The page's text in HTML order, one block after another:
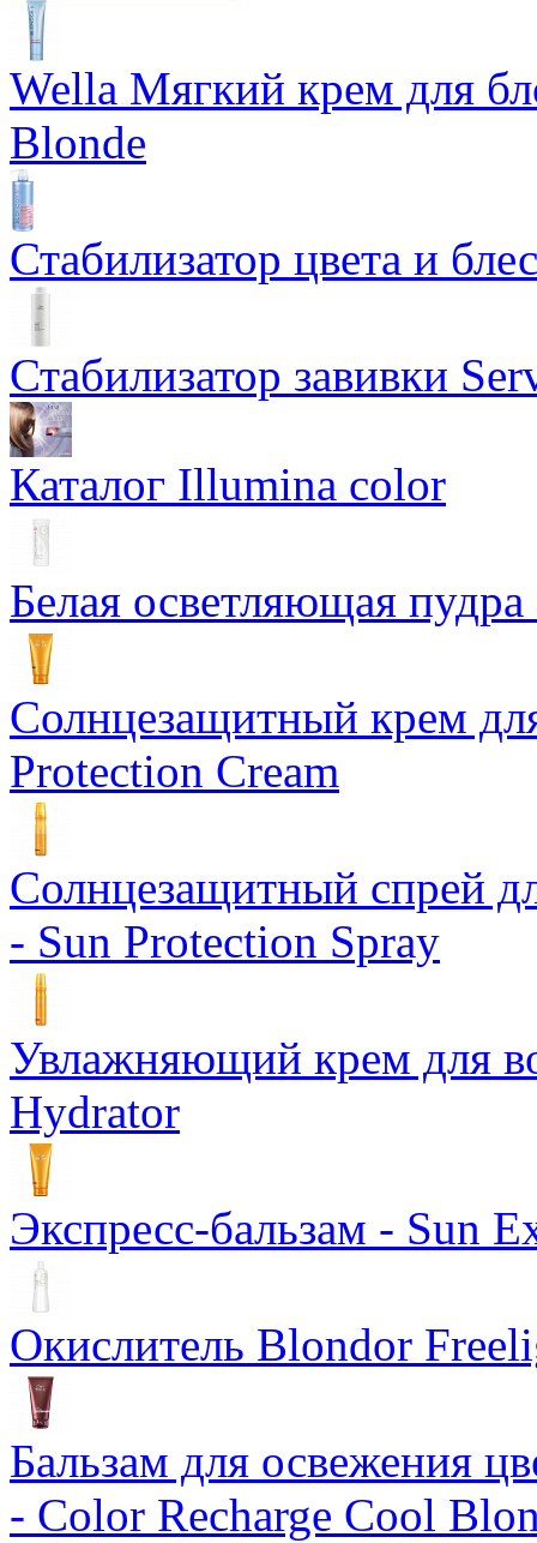
Wella Мягкий крем для
Blonde
Стабилизатор цвета и
Стабилизатор завивки
Каталог Illumina color
Белая осветляющая
Солнцезащитный крем
Protection Cream
Солнцезащитный спрей
- Sun Protection Spray
Увлажняющий крем для
Hydrator
Экспресс-бальзам - Sun
Окислитель Blondor
Бальзам для освежения
- Color Recharge Cool